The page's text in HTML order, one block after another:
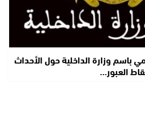
باسم وزارة الداخلية حول الأحداث
العبور…